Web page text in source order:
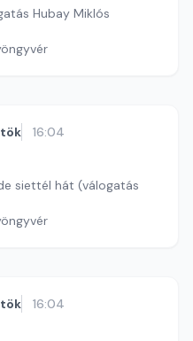
Hubay Miklós
16:04
siettél hát (válogatás
16:04